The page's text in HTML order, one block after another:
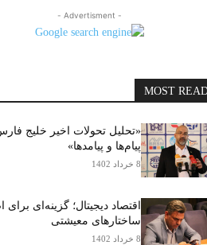
- Advertisment -
MOST
«تحلیل تحولات اخیر خلیج
پیام‌ها و پیامدها»
8 خرداد 1402
اقتصاد دیجیتال؛ گزینه‌ای برای
ساختارهای معیشتی
8 خرداد 1402